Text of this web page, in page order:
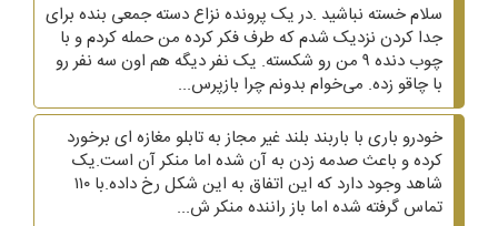
سلام خسته نباشید .در یک پرونده نزاع دسته جمعی بنده برای
جدا کردن نزدیک شدم که طرف فکر کرده من حمله کردم و با
چوب دنده ۹ من رو شکسته. یک نفر دیگه هم اون سه نفر رو
با چاقو زده. می‌خوام بدونم چرا بازپرس...
خودرو باری با باربند بلند غیر مجاز به تابلو مغازه ای برخورد
کرده و باعث صدمه زدن به آن شده اما منکر آن است.یک
شاهد وجود دارد که این اتفاق به این شکل رخ داده.با ۱۱۰
تماس گرفته شده اما باز راننده منکر ش...